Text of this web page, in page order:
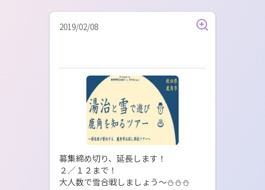
2019/02/08
募集締め切り、延長します！
２／１２まで！
大人数で雪合戦しましょう～⛄⛄⛄